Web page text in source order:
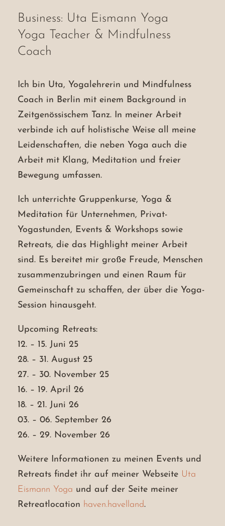
Business: Uta Eismann Yoga
Yoga Teacher & Mindfulness
Coach
Ich bin Uta, Yogalehrerin und Mindfulness
Coach in Berlin mit einem Background in
Zeitgenössischem Tanz. In meiner Arbeit
verbinde ich auf holistische Weise all meine
Leidenschaften, die neben Yoga auch die
Arbeit mit Klang, Meditation und freier
Bewegung umfassen.
Ich unterrichte Gruppenkurse, Yoga &
Meditation für Unternehmen, Privat-
Yogastunden, Events & Workshops sowie
Retreats, die das Highlight meiner Arbeit
sind. Es bereitet mir große Freude, Menschen
zusammenzubringen und einen Raum für
Gemeinschaft zu schaffen, der über die Yoga-
Session hinausgeht.
Upcoming Retreats:
12.⁠ ⁠– 15. Juni 25
28.⁠ ⁠– 31. August 25
27.⁠ ⁠– 30. November 25
16.⁠ ⁠– 19. April 26
18.⁠ ⁠– 21. Juni 26
03.⁠ ⁠– 06. September 26
26.⁠ ⁠– 29. November 26
Weitere Informationen zu meinen Events und
Retreats findet ihr auf meiner Webseite Uta
Eismann Yoga und auf der Seite meiner
Retreatlocation haven.havelland.